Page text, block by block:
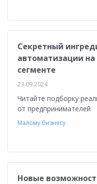
Секретный
автоматизации
сегменте
23.09.2024
Читайте подборку
от предпринимателей
Малому бизнесу
Новые